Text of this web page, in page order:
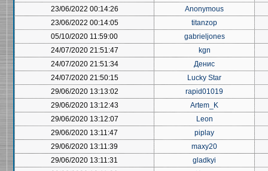
23/06/2022 00:14:26
Anonymous
23/06/2022 00:14:05
titanzop
05/10/2020 11:59:00
gabrieljones
24/07/2020 21:51:47
kgn
24/07/2020 21:51:34
Денис
24/07/2020 21:50:15
Lucky Star
29/06/2020 13:13:02
rapid01019
29/06/2020 13:12:43
Artem_K
29/06/2020 13:12:07
Leon
29/06/2020 13:11:47
piplay
29/06/2020 13:11:39
maxy20
29/06/2020 13:11:31
gladkyi